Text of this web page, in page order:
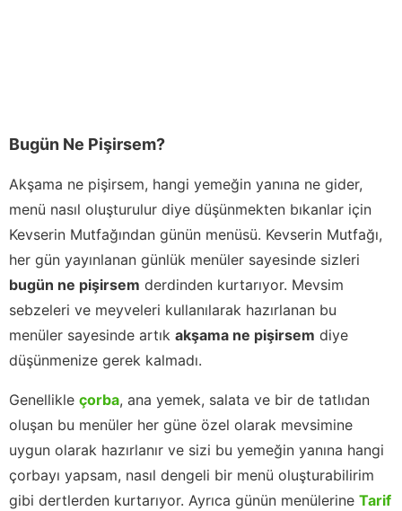
Bugün Ne Pişirsem?
Akşama ne pişirsem, hangi yemeğin yanına ne gider,
menü nasıl oluşturulur diye düşünmekten bıkanlar için
Kevserin Mutfağından günün menüsü. Kevserin Mutfağı,
her gün yayınlanan günlük menüler sayesinde sizleri
bugün ne pişirsem derdinden kurtarıyor. Mevsim
sebzeleri ve meyveleri kullanılarak hazırlanan bu
menüler sayesinde artık akşama ne pişirsem diye
düşünmenize gerek kalmadı.
Genellikle çorba, ana yemek, salata ve bir de tatlıdan
oluşan bu menüler her güne özel olarak mevsimine
uygun olarak hazırlanır ve sizi bu yemeğin yanına hangi
çorbayı yapsam, nasıl dengeli bir menü oluşturabilirim
gibi dertlerden kurtarıyor. Ayrıca günün menülerine Tarif